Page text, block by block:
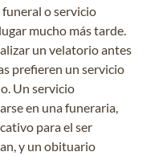
o servicio
mucho más tarde.
un velatorio antes
prefieren un servicio
Un servicio
en una funeraria,
para el ser
y un obituario